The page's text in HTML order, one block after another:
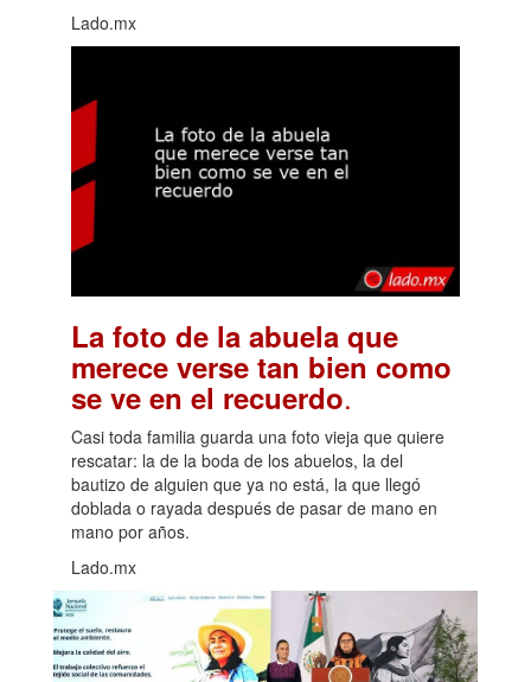
Lado.mx
La foto de la abuela que
merece verse tan bien como
se ve en el recuerdo.
Casi toda familia guarda una foto vieja que quiere
rescatar: la de la boda de los abuelos, la del
bautizo de alguien que ya no está, la que llegó
doblada o rayada después de pasar de mano en
mano por años.
Lado.mx